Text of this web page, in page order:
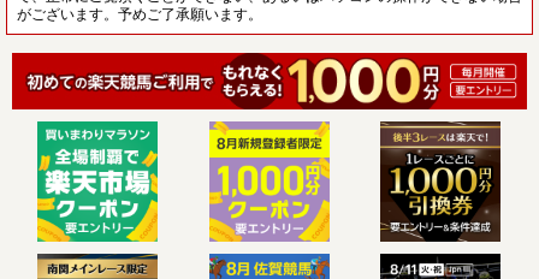
がございます。予めご了承願います。